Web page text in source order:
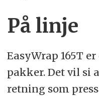
På linje
EasyWrap 165T
pakker. Det vil si
retning som